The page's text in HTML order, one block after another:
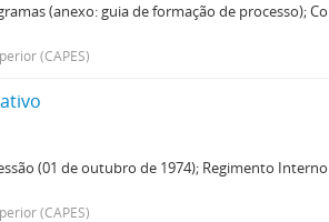
(anexo: guia de formação de processo);
(CAPES)
(01 de outubro de 1974); Regimento
(CAPES)